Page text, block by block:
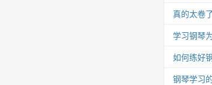
真的太卷
学习钢琴
如何练好
钢琴学习